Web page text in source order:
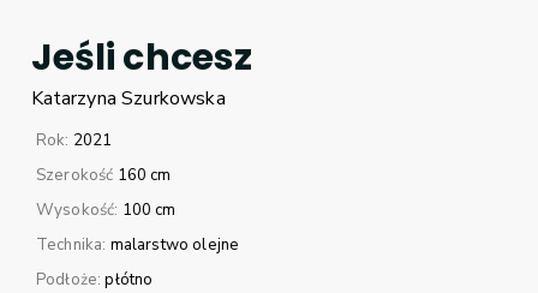
Jeśli chcesz
Katarzyna Szurkowska
Rok: 2021
Szerokość 160 cm
Wysokość: 100 cm
Technika: malarstwo olejne
Podłoże:płótno